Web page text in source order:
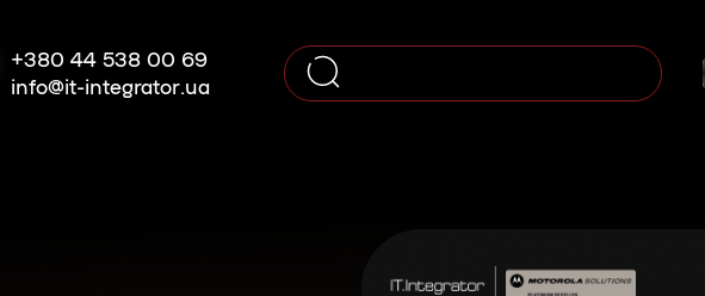
+380 44 538 00 69
info@it-integrator.ua